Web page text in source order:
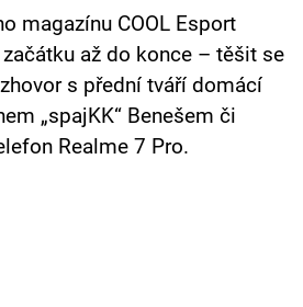
magazínu COOL Esport
až do konce – těšit se
s přední tváří domácí
„spajKK“ Benešem či
Realme 7 Pro.